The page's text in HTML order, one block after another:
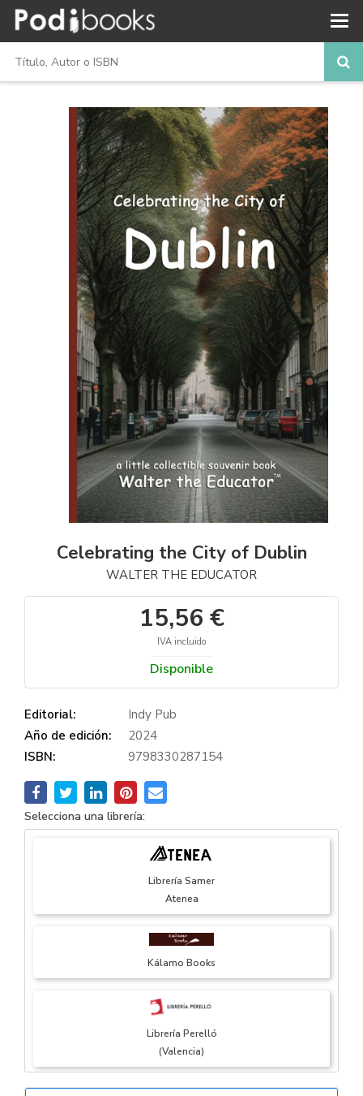
Celebrating the City of Dublin
WALTER THE EDUCATOR
15,56 €
IVA incluido
Disponible
Editorial:
Indy Pub
Año de edición:
2024
ISBN:
9798330287154
Selecciona una librería:
Librería Samer
Atenea
Kálamo Books
Librería Perelló
(Valencia)